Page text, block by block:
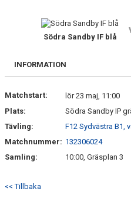
BILDGALLERI
DOKUMENT
Södra Sandby IF blå
INFORMATION
Matchstart:
lör 23 maj, 11:00
Plats:
Södra Sandby IP
Tävling:
F12 Sydvästra B1,
Matchnummer: 132306024
Samling:
10:00, Gräsplan 3
<< Tillbaka